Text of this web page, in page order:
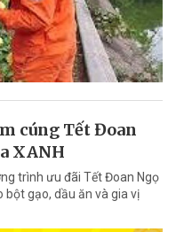
cúng Tết Đoan
XANH
trình ưu đãi Tết Đoan Ngọ
bột gạo, dầu ăn và gia vị